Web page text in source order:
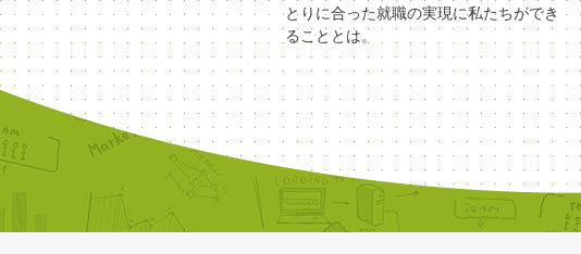
とりに合った就職の実現に私たちができ
ることとは。